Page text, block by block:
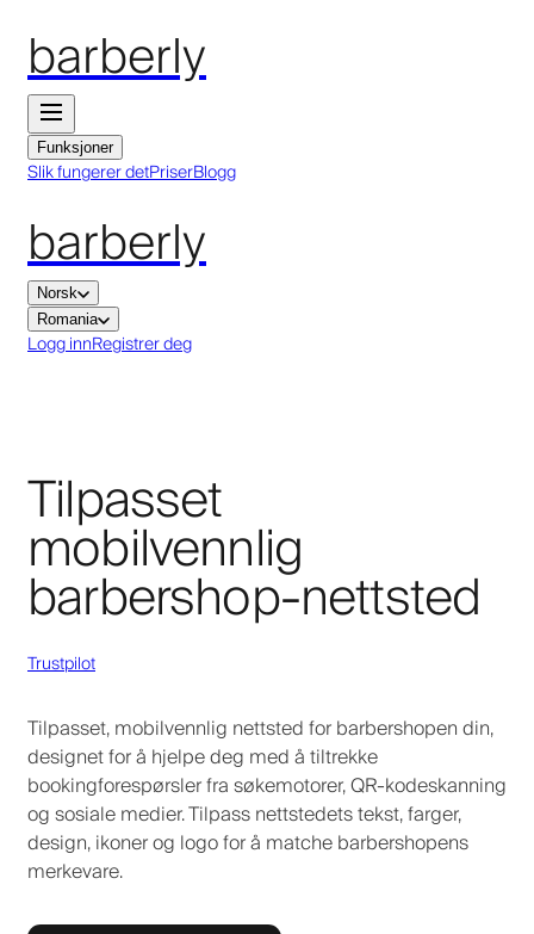
barberly
Funksjoner
Slik fungerer detPriserBlogg
barberly
Norsk
Romania
Logg innRegistrer deg
Tilpasset
mobilvennlig
barbershop-nettsted
Trustpilot
Tilpasset, mobilvennlig nettsted for barbershopen din,
designet for å hjelpe deg med å tiltrekke
bookingforespørsler fra søkemotorer, QR-kodeskanning
og sosiale medier. Tilpass nettstedets tekst, farger,
design, ikoner og logo for å matche barbershopens
merkevare.